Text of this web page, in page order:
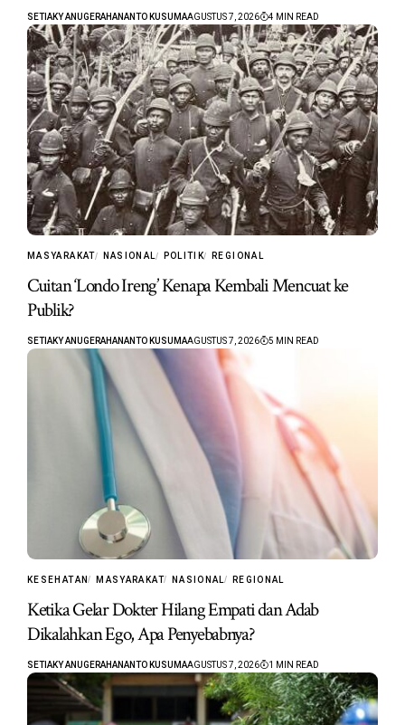
SETIAKY ANUGERAHANANTO KUSUMAAGUSTUS 7, 2026 4 MIN READ
MASYARAKAT NASIONAL POLITIK REGIONAL
Cuitan ‘Londo Ireng’ Kenapa Kembali Mencuat ke
Publik?
SETIAKY ANUGERAHANANTO KUSUMAAGUSTUS 7, 2026 5 MIN READ
KESEHATAN MASYARAKAT NASIONAL REGIONAL
Ketika Gelar Dokter Hilang Empati dan Adab
Dikalahkan Ego, Apa Penyebabnya?
SETIAKY ANUGERAHANANTO KUSUMAAGUSTUS 7, 2026 1 MIN READ